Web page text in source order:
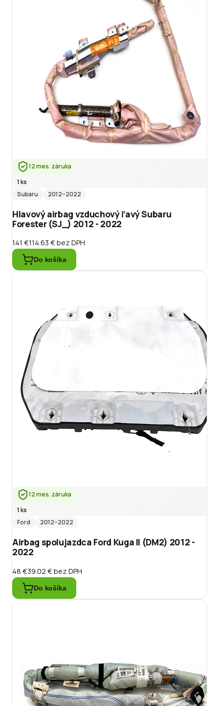
12 mes. záruka
1 ks
Subaru
2012–2022
Hlavový airbag vzduchový ľavý Subaru
Forester (SJ_) 2012 - 2022
141 €114.63 €bez DPH
Do košíka
12 mes. záruka
1 ks
Ford
2012–2022
Airbag spolujazdca Ford Kuga II (DM2) 2012 -
2022
48 €39.02 €bez DPH
Do košíka